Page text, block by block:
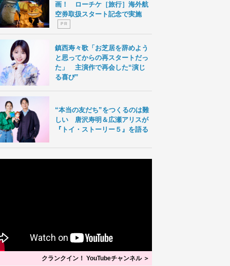
画！ ローチケ［旅行］海外航
空券取扱スタート記念で実施
P R
鎮西寿々歌「お芝居を辞めよう
と思ってからの再スタートだっ
た」 主演作で再会した“演じ
る喜び”
“本当の友だち”をつくるのは難
しい 唐沢寿明＆広瀬アリスが
『トイ・ストーリー５』を語る
クランクイン！ YouTubeチャンネル ＞